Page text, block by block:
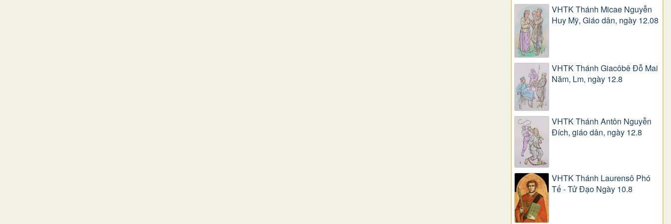
VHTK Thánh Micae Nguyễn
Huy Mỹ, Giáo dân, ngày 12.08
VHTK Thánh Giacôbê Ðỗ Mai
Năm, Lm, ngày 12.8
VHTK Thánh Antôn Nguyễn
Ðích, giáo dân, ngày 12.8
VHTK Thánh Laurensô Phó
Tế - Tử Đạo Ngày 10.8